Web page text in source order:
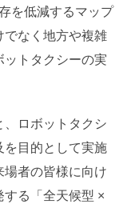
を低減するマップ
でなく地方や複雑
ットタクシーの実
ロボットタクシ
を目的として実施
場者の皆様に向け
る「全天候型 ×